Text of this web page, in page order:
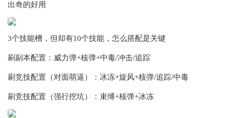
出奇的好用
3个技能槽，但却有10个技能，怎么搭配是关键
刷副本配置：威力弹+核弹+中毒/冲击/追踪
刷竞技配置（对面萌逼）：冰冻+旋风+核弹/追踪/中毒
刷竞技配置（强行挖坑）：束缚+核弹+冰冻